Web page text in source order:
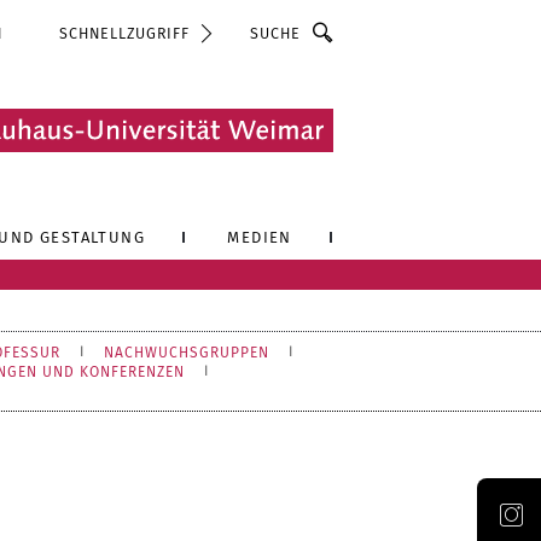
SCHNELLZUGRIFF Suche
GESTALTUNG MEDIEN
NACHWUCHSGRUPPEN
UND KONFERENZEN